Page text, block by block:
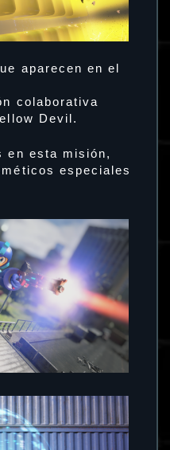
aparecen en el
colaborativa
Devil.
en esta misión,
especiales